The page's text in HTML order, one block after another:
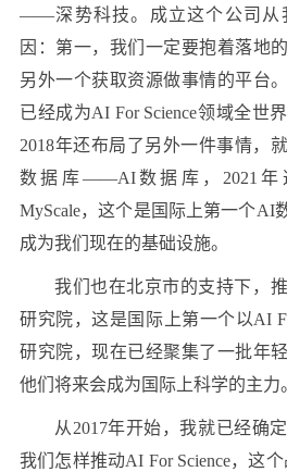
——深势科技。成立这个公司从
因：第一，我们一定要抱着落地
另外一个获取资源做事情的平台
已经成为AI For Science领域全世
2018年还布局了另外一件事情，
数据库——AI数据库，2021年
MyScale，这个是国际上第一个AI
成为我们现在的基础设施。
我们也在北京市的支持下，
研究院，这是国际上第一个以AI
研究院，现在已经聚集了一批年
他们将来会成为国际上科学的主力
从2017年开始，我就已经确
我们怎样推动AI For Science，这